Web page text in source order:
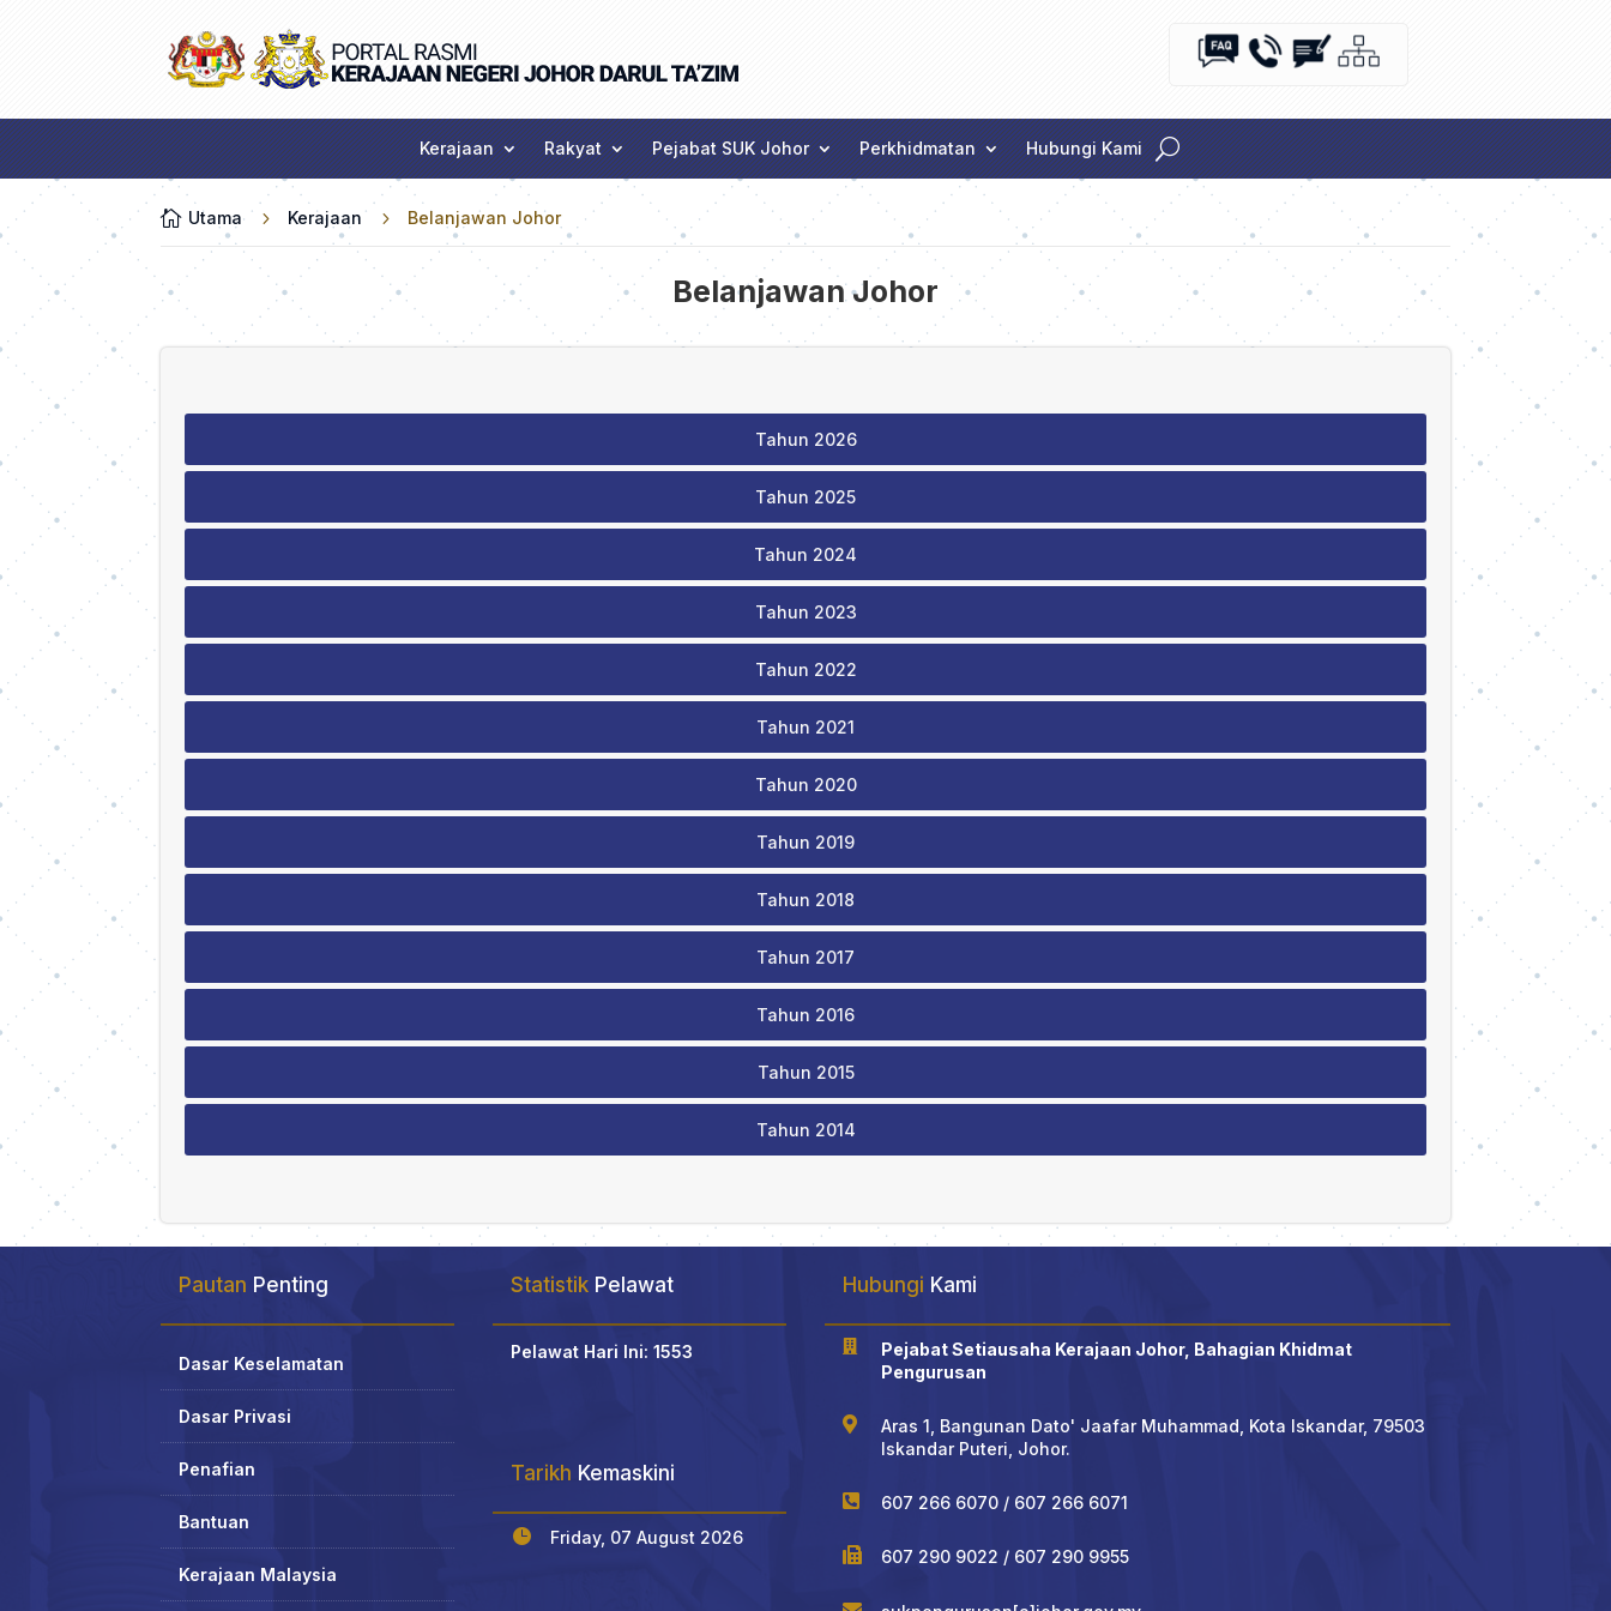
Kerajaan Rakyat Pejabat SUK Johor Perkhidmatan Hubungi Kami
 Utama 5 Kerajaan 5 Belanjawan Johor
Belanjawan Johor
Tahun 2026
Tahun 2025
Tahun 2024
Tahun 2023
Tahun 2022
Tahun 2021
Tahun 2020
Tahun 2019
Tahun 2018
Tahun 2017
Tahun 2016
Tahun 2015
Tahun 2014
Pautan Penting
Dasar Keselamatan
Dasar Privasi
Penafian
Bantuan
Kerajaan Malaysia
Statistik Pelawat
Pelawat Hari Ini: 1553
Tarikh Kemaskini
 Friday, 07 August 2026
Hubungi Kami

Pejabat Setiausaha Kerajaan Johor, Bahagian Khidmat
Pengurusan

Aras 1, Bangunan Dato' Jaafar Muhammad, Kota Iskandar, 79503
Iskandar Puteri, Johor.
 607 266 6070 / 607 266 6071
 607 290 9022 / 607 290 9955